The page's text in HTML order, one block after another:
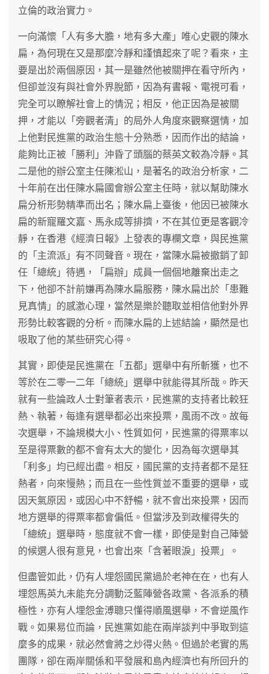
立倫的政治實力。
一向滿懷「人有多大膽，地有多大產」唯心史觀的陳水
扁，為何現在又是那麼冷靜和謹慎起來了呢？看來，主
要是出於兩個原因，其一是雖然他被關押在看守所內，
但卻並沒有與社會外界脫節，因為有書報、電視可看，
完全可以瞭解社會上的情況；相反，他正因為是被關
押，才能以「旁觀者清」的局外人角度來觀察選情，加
上他對民進黨的政治生態十分熟悉，因而作出的結論，
能夠比正被「勝利」沖昏了頭腦的蔡英文較為冷靜。其
二是他的辦公室主任陳淞山，是著名的政治分析家，二
十年前在出任陳水扁國會辦公室主任時，就以幫助陳水
扁分析形勢精準而出名；陳水扁上臺後，他因已被陳水
扁的新寵羅文嘉、馬永成等排擠，不在其位更是客觀冷
靜，在香港《經濟日報》上發表的專欄文章，與民進黨
的「主流派」有不同聲音。現在，當陳水扁被撤銷了卸
任「總統」待遇，「扁辦」成員一個個地離棄出走之
下，他卻不計前嫌再為陳水扁服務，陳水扁出於「患難
見真情」的感激心理，當然是樂於聽取並相信他對外界
形勢比較客觀的分析。而陳水扁的上述結論，顯然是也
吸取了他的某些研究心得。
其實，即使是民進黨在「五都」選舉中有所斬獲，也不
等於在二零一二年「總統」選舉中就能得其所哉。昨天
就有一些論政人士對筆者表示，民進黨的支持者比較狂
熱、執著，每逢有選舉都必出來投票，風雨不改。故每
次選舉，不論規模大小、性質如何，民進黨的得票率以
至是得票數的都不會有太大的變化，因為每次選舉其
「利多」均已經出盡。相反，國民黨的支持者都不是狂
熱者，向來慢熱；而且在一些性質並不重要的選舉，或
因天氣原因，或因心中不舒暢，就不會出來投票，因而
地方選舉的得票率都會偏低。但當涉及到政權得失的
「總統」選舉時，態度就不會一樣，即使是對自己陣營
的候選人很有意見，也會出來「含著眼淚」投票」。
但盡管如此，仍有人埋怨國民黨過於老神在在，也有人
埋怨馬英九未能充分調動泛藍陣營各政黨、各派系的積
極性，亦有人埋怨金溥聰只懂得順風選舉，不會逆風作
戰。如果易位而論，民進黨如能在兩岸談判中爭取到這
麼多的成果，就必然會將之炒得火熱。但過於老實的馬
團隊，卻在兩岸關係和平發展和島內經濟也有所回升的